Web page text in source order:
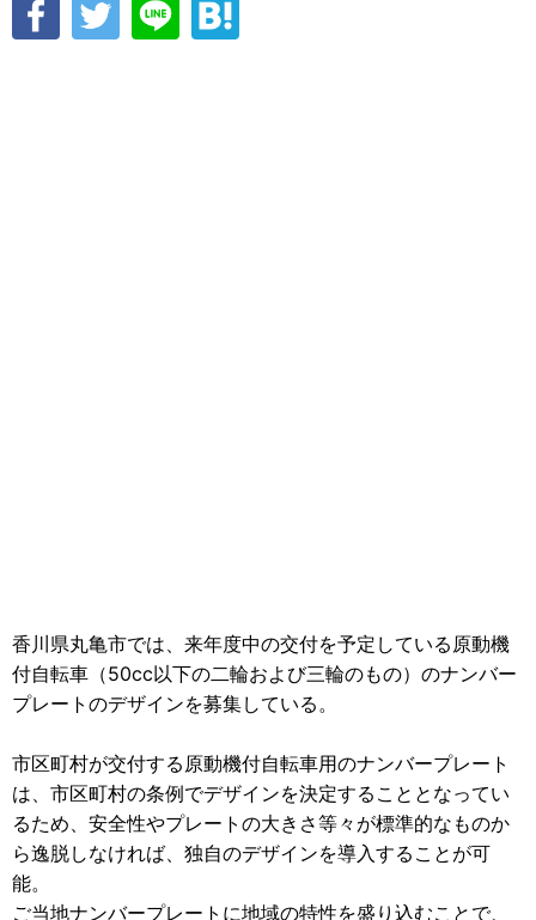
香川県丸亀市では、来年度中の交付を予定している原動機
付自転車（50cc以下の二輪および三輪のもの）のナンバー
プレートのデザインを募集している。
市区町村が交付する原動機付自転車用のナンバープレート
は、市区町村の条例でデザインを決定することとなってい
るため、安全性やプレートの大きさ等々が標準的なものか
ら逸脱しなければ、独自のデザインを導入することが可
能。
ご当地ナンバープレートに地域の特性を盛り込むことで、